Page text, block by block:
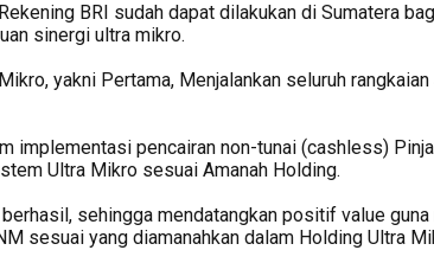
BRI sudah dapat dilakukan di Sumatera
sinergi ultra mikro.
yakni Pertama, Menjalankan seluruh
implementasi pencairan non-tunai (cashless)
Ultra Mikro sesuai Amanah Holding.
sehingga mendatangkan positif value
sesuai yang diamanahkan dalam Holding Ultra